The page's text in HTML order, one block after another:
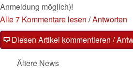
Anmeldung möglich)!
Alle 7 Kommentare lesen /Antworten
Diesen Artikel kommentieren /
Ältere News